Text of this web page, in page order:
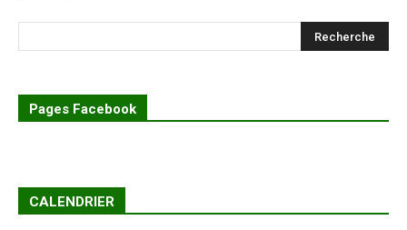
Pages Facebook
CALENDRIER